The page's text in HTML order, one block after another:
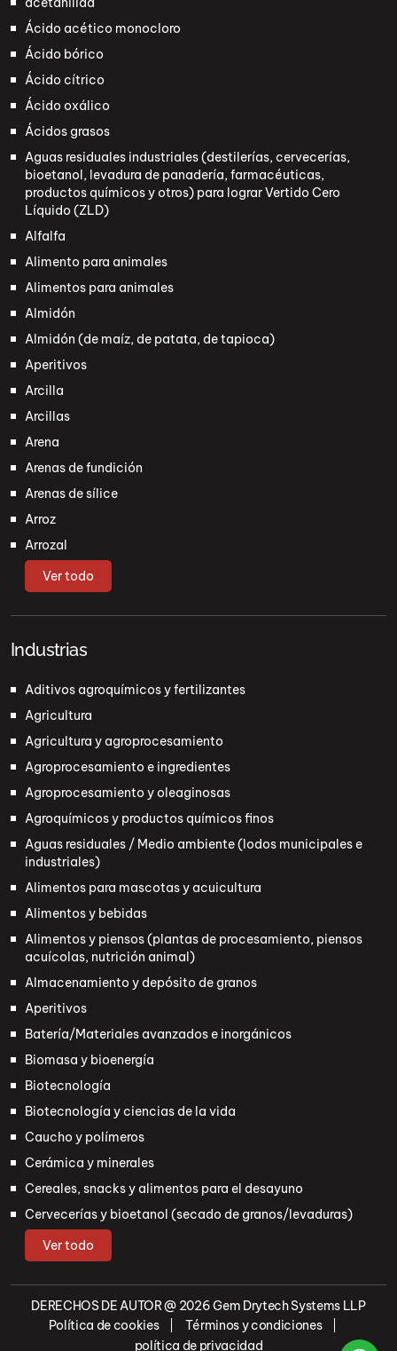
Ácido acético monocloro
Ácido bórico
Ácido cítrico
Ácido oxálico
Ácidos grasos
Aguas residuales industriales (destilerías, cervecerías,
bioetanol, levadura de panadería, farmacéuticas,
productos químicos y otros) para lograr Vertido Cero
Líquido (ZLD)
Alfalfa
Alimento para animales
Alimentos para animales
Almidón
Almidón (de maíz, de patata, de tapioca)
Aperitivos
Arcilla
Arcillas
Arena
Arenas de fundición
Arenas de sílice
Arroz
Arrozal
Ver todo
Industrias
Aditivos agroquímicos y fertilizantes
Agricultura
Agricultura y agroprocesamiento
Agroprocesamiento e ingredientes
Agroprocesamiento y oleaginosas
Agroquímicos y productos químicos finos
Aguas residuales / Medio ambiente (lodos municipales e
industriales)
Alimentos para mascotas y acuicultura
Alimentos y bebidas
Alimentos y piensos (plantas de procesamiento, piensos
acuícolas, nutrición animal)
Almacenamiento y depósito de granos
Aperitivos
Batería/Materiales avanzados e inorgánicos
Biomasa y bioenergía
Biotecnología
Biotecnología y ciencias de la vida
Caucho y polímeros
Cerámica y minerales
Cereales, snacks y alimentos para el desayuno
Cervecerías y bioetanol (secado de granos/levaduras)
Ver todo
DERECHOS DE AUTOR @ 2026Gem Drytech Systems LLP
Política de cookies
Términos y condiciones
política de privacidad